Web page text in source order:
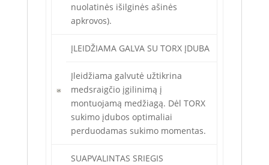
nuolatinės išilginės ašinės
apkrovos).
ĮLEIDŽIAMA GALVA SU TORX ĮDUBA
Įleidžiama galvutė užtikrina
medsraigčio įgilinimą į
montuojamą medžiagą. Dėl TORX
sukimo įdubos optimaliai
perduodamas sukimo momentas.
SUAPVALINTAS SRIEGIS